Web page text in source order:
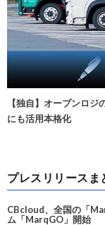
【独自】オープンロ
にも活用本格化
プレスリリースま
CBcloud、全国の「
ム「MarqGO」開始